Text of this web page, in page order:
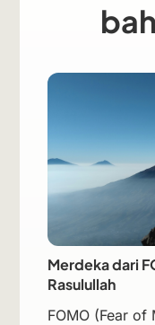
Merdeka dari
Rasulullah
FOMO (Fear of